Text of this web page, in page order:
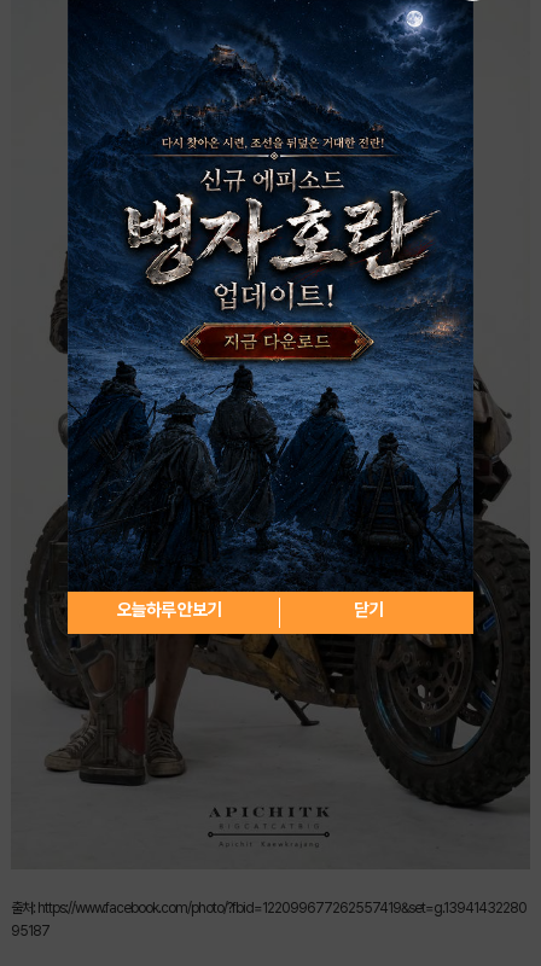
출처: https://www.facebook.com/photo/?fbid=122099677262557419&set=g.13941432280
95187
오늘하루 안보기 닫기